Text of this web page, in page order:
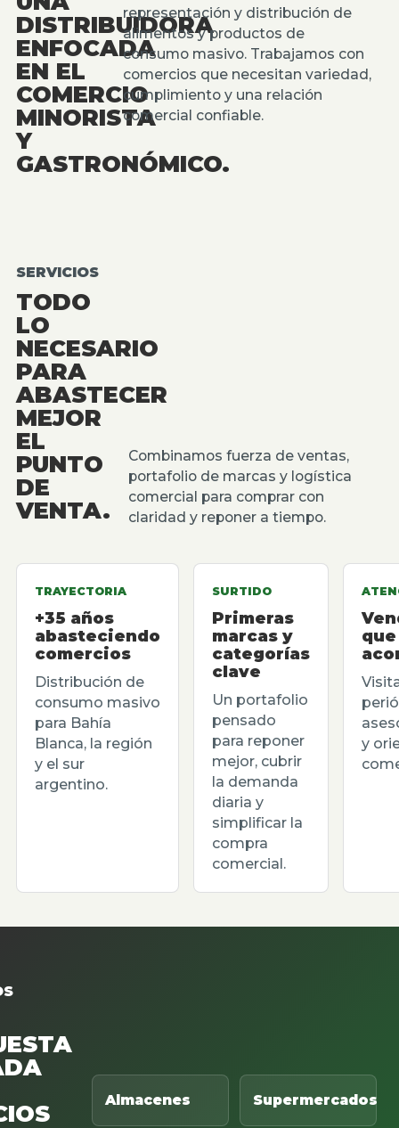
DISTRIBUIDORA
ENFOCADA
EN EL
COMERCIO
MINORISTA
Y
GASTRONÓMICO.
representación y distribución de
alimentos y productos de
consumo masivo. Trabajamos con
comercios que necesitan variedad,
cumplimiento y una relación
comercial confiable.
SERVICIOS
TODO
LO
NECESARIO
PARA
ABASTECER
MEJOR
EL
PUNTO
DE
VENTA.
Combinamos fuerza de ventas,
portafolio de marcas y logística
comercial para comprar con
claridad y reponer a tiempo.
TRAYECTORIA
+35 años
abasteciendo
comercios
Distribución de
consumo masivo
para Bahía
Blanca, la región
y el sur
argentino.
SURTIDO
Primeras
marcas y
categorías
clave
Un portafolio
pensado
para reponer
mejor, cubrir
la demanda
diaria y
simplificar la
compra
comercial.
que
y
Almacenes Supermercados